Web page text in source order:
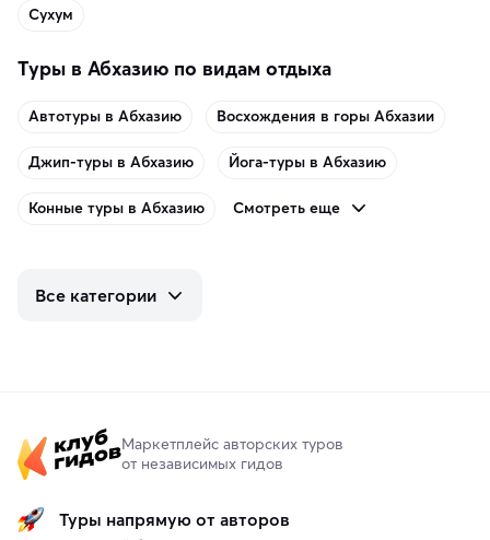
Сухум
Туры в Абхазию по видам отдыха
Автотуры в Абхазию Восхождения в горы Абхазии
Джип-туры в Абхазию Йога-туры в Абхазию
Конные туры в Абхазию Смотреть еще
Все категории
Маркетплейс авторских туров
от независимых гидов
Туры напрямую от авторов